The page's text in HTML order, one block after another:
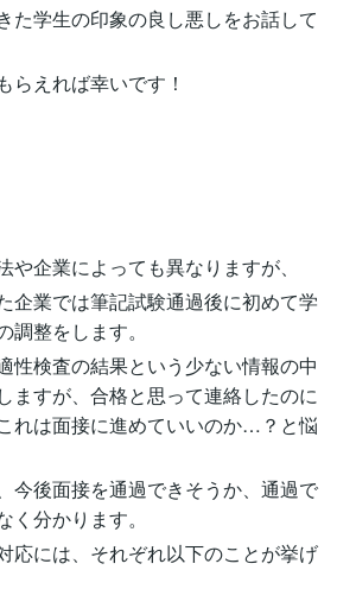
た学生の印象の良し悪しをお話して
らえれば幸いです！
企業によっても異なりますが、
企業では筆記試験通過後に初めて学
整をします。
性検査の結果という少ない情報の中
ますが、合格と思って連絡したのに
れは面接に進めていいのか…？と悩
今後面接を通過できそうか、通過で
く分かります。
応には、それぞれ以下のことが挙げ